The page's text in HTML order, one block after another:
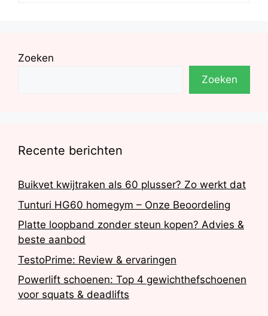
Zoeken
Zoeken
Recente berichten
Buikvet kwijtraken als 60 plusser? Zo werkt dat
Tunturi HG60 homegym – Onze Beoordeling
Platte loopband zonder steun kopen? Advies &
beste aanbod
TestoPrime: Review & ervaringen
Powerlift schoenen: Top 4 gewichthefschoenen
voor squats & deadlifts